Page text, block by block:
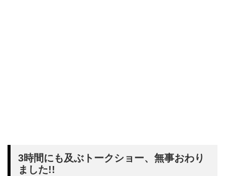
3時間にも及ぶトークショー、無事おわり
ました!!